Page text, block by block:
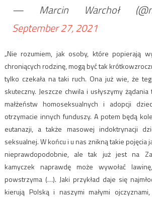
— Marcin Warchoł
September 27, 2021
„Nie rozumiem, jak osoby, które popierają
chroniących rodzinę, mogą być tak
tylko czekała na taki ruch. Ona już wie, że
skuteczny. Jeszcze chwila i usłyszymy
małżeństw homoseksualnych i adopcji
otrzymacie innych funduszy. A potem będą
eutanazji, a także masowej indoktrynacji
seksualnej. W końcu i u nas znikną takie pojęcia
nieprawdopodobnie, ale tak już jest na
kamyczek naprawdę może wywołać
powstrzyma (…). Jaki przykład daje się
kierują Polską i naszymi małymi